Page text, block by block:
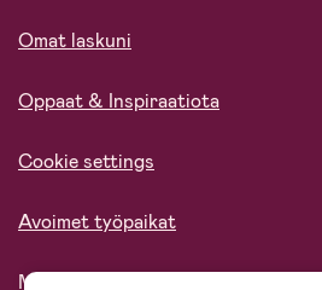
Omat laskuni
Oppaat & Inspiraatiota
Cookie settings
Avoimet työpaikat
Meistä